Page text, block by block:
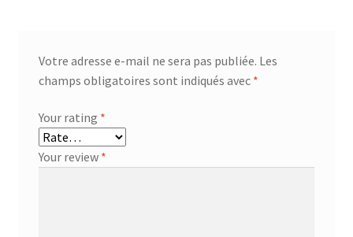
Votre adresse e-mail ne sera pas publiée. Les
champs obligatoires sont indiqués avec *
Your rating *
Your review *